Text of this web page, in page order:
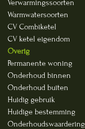
Verwarmingssoorten
Warmwatersoorten
CV Combiketel
CV ketel eigendom
Overig
Permanente woning
Onderhoud binnen
Onderhoud buiten
Huidig gebruik
Huidige bestemming
Onderhoudswaardering